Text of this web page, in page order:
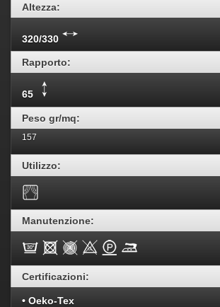
Altezza:
320/330
Rapporto:
65
Peso gr/mq:
157
Utilizzo:
Manutenzione:
Certificazioni:
• Oeko-Tex